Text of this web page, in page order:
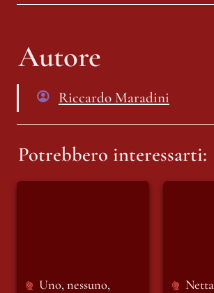
Autore
Riccardo Maradini
Potrebbero interessarti:
Uno, nessuno,